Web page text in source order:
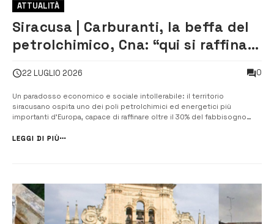
ATTUALITÀ
Siracusa | Carburanti, la beffa del
petrolchimico, Cna: “qui si raffina il
alti”
22 LUGLIO 2026 0
Un paradosso economico e sociale intollerabile: il territorio
siracusano ospita uno dei poli petrolchimici ed energetici più
importanti d’Europa, capace di raffinare oltre il 30% del fabbisogno
della provincia continuano a pagare il gasolio a prezzi tra i più alti
LEGGI DI PIÙ